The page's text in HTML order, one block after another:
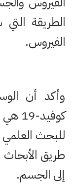
الطريقة
الفيروس.
وأكد أن
للبحث
طريق
إلى الجسم.